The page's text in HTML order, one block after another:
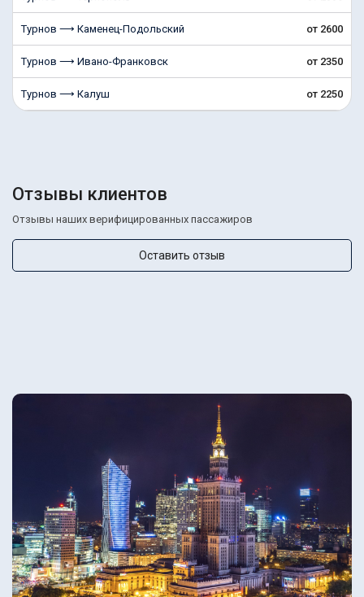
Турнов ⟶ Каменец-Подольский от 2600
Турнов ⟶ Ивано-Франковск от 2350
Турнов ⟶ Калуш от 2250
Отзывы клиентов
Отзывы наших верифицированных пассажиров
Оставить отзыв